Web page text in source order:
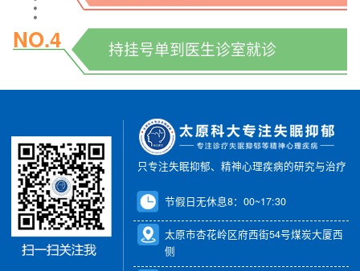
NO.4 持挂号单到医生诊室就诊
只专注失眠抑郁、精神心理疾病的研究与治疗
节假日无休息8：00~17:30
太原市杏花岭区府西街54号煤炭大厦西
侧